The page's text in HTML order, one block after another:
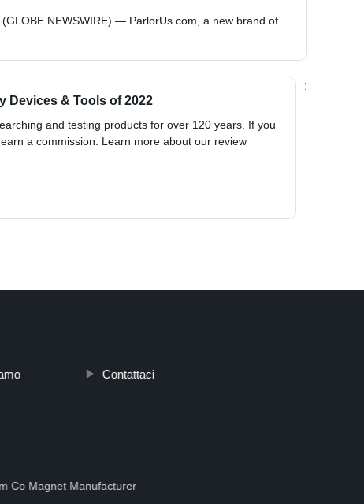
NEWSWIRE) — ParlorUs.com, a new brand of
Devices & Tools of 2022
and testing products for over 120 years. If you
a commission. Learn more about our review
;
Contattaci
Co Magnet Manufacturer